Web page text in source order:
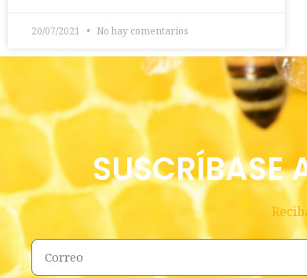
20/07/2021 No hay comentarios
SUSCRÍBASE